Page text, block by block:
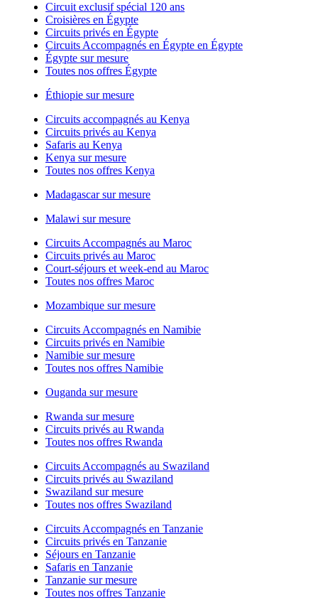
Circuit exclusif spécial 120 ans
Croisières en Égypte
Circuits privés en Égypte
Circuits Accompagnés en Égypte en Égypte
Égypte sur mesure
Toutes nos offres Égypte
Éthiopie sur mesure
Circuits accompagnés au Kenya
Circuits privés au Kenya
Safaris au Kenya
Kenya sur mesure
Toutes nos offres Kenya
Madagascar sur mesure
Malawi sur mesure
Circuits Accompagnés au Maroc
Circuits privés au Maroc
Court-séjours et week-end au Maroc
Toutes nos offres Maroc
Mozambique sur mesure
Circuits Accompagnés en Namibie
Circuits privés en Namibie
Namibie sur mesure
Toutes nos offres Namibie
Ouganda sur mesure
Rwanda sur mesure
Circuits privés au Rwanda
Toutes nos offres Rwanda
Circuits Accompagnés au Swaziland
Circuits privés au Swaziland
Swaziland sur mesure
Toutes nos offres Swaziland
Circuits Accompagnés en Tanzanie
Circuits privés en Tanzanie
Séjours en Tanzanie
Safaris en Tanzanie
Tanzanie sur mesure
Toutes nos offres Tanzanie